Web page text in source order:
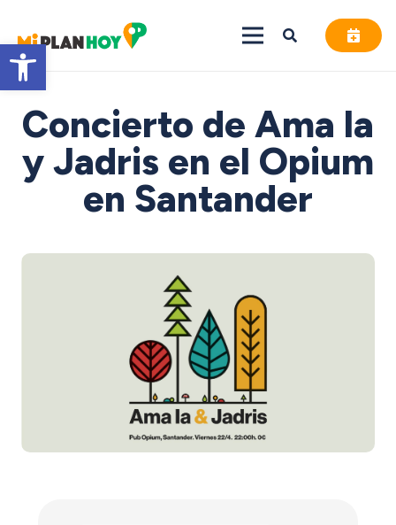
Abrir barra de herramientas
Concierto de Ama la
y Jadris en el Opium
en Santander